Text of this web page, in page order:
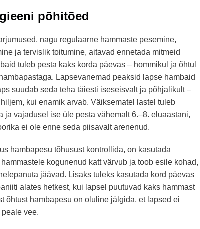
põhitõed
nagu regulaarne hammaste pesemine,
ja tervislik toitumine, aitavad ennetada mitmeid
tuleb pesta kaks korda päevas – hommikul ja õhtul
Lapsevanemad peaksid lapse hambaid
suudab seda teha täiesti iseseisvalt ja põhjalikult –
kui enamik arvab. Väiksematel lastel tuleb
ja vajadusel ise üle pesta vähemalt 6.–8. eluaastani,
ei ole enne seda piisavalt arenenud.
hambapesu tõhusust kontrollida, on kasutada
kogunenud katt värvub ja toob esile kohad,
jäävad. Lisaks tuleks kasutada kord päevas
alates hetkest, kui lapsel puutuvad kaks hammast
õhtust hambapesu on oluline jälgida, et lapsed ei
vee.